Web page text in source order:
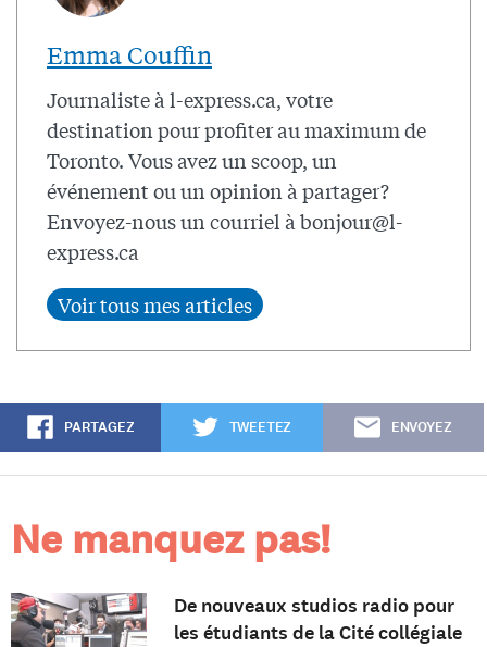
Emma Couffin
Journaliste à l-express.ca, votre
destination pour profiter au maximum de
Toronto. Vous avez un scoop, un
événement ou un opinion à partager?
Envoyez-nous un courriel à bonjour@l-
express.ca
PARTAGEZ TWEETEZ ENVOYEZ
Ne manquez pas!
De nouveaux studios radio pour
les étudiants de la Cité collégiale